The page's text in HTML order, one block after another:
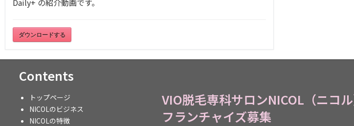
ダウンロードする
Contents
トップページ
NICOLのビジネス
NICOLの特徴
VIO脱毛専科サロンNICOL（ニコル
フランチャイズ募集